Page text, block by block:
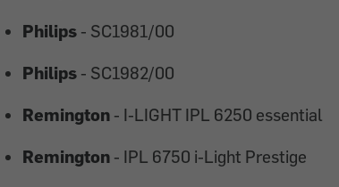
Philips - SC1981/00
Philips - SC1982/00
Remington - I-LIGHT IPL 6250 essential
Remington - IPL 6750 i-Light Prestige